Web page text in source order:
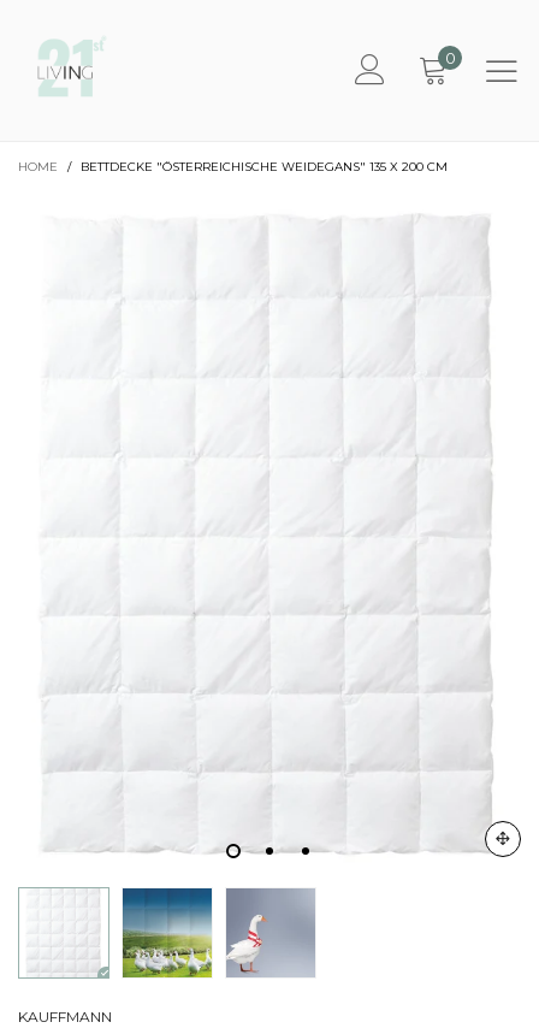
0
HOME / BETTDECKE "ÖSTERREICHISCHE WEIDEGANS" 135 X 200 CM
KAUFFMANN